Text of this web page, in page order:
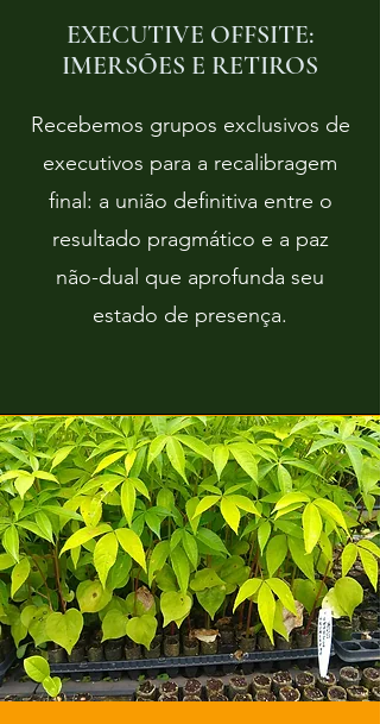
EXECUTIVE OFFSITE:
IMERSÕES E RETIROS
Recebemos grupos exclusivos de
executivos para a recalibragem
final: a união definitiva entre o
resultado pragmático e a paz
não-dual que aprofunda seu
estado de presença.